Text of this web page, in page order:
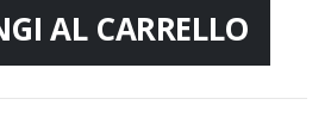
AL CARRELLO